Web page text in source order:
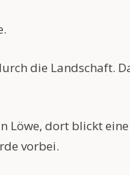
die Landschaft.
Löwe, dort blickt
vorbei.